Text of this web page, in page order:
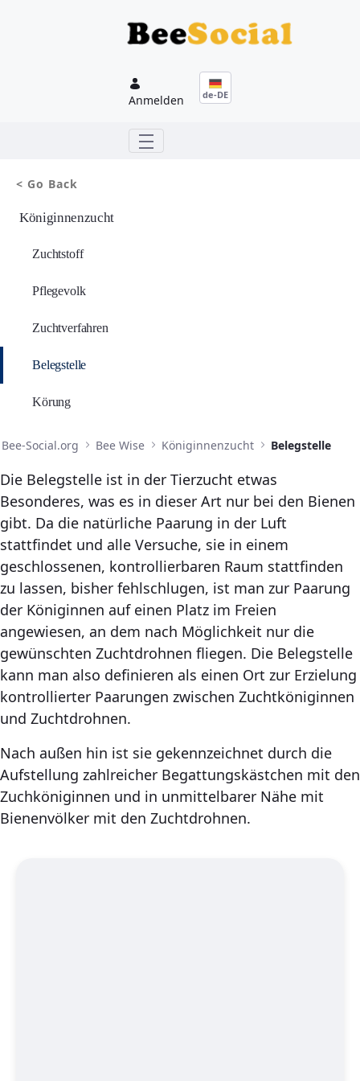
Anmelden de-DE
< Go Back
Königinnenzucht
Zuchtstoff
Pflegevolk
Zuchtverfahren
Belegstelle
Körung
Bee-Social.org Bee Wise Königinnenzucht Belegstelle
Die Belegstelle ist in der Tierzucht etwas
Besonderes, was es in dieser Art nur bei den Bienen
gibt. Da die natürliche Paarung in der Luft
stattfindet und alle Versuche, sie in einem
geschlossenen, kontrollierbaren Raum stattfinden
zu lassen, bisher fehlschlugen, ist man zur Paarung
der Königinnen auf einen Platz im Freien
angewiesen, an dem nach Möglichkeit nur die
gewünschten Zuchtdrohnen fliegen. Die Belegstelle
kann man also definieren als einen Ort zur Erzielung
kontrollierter Paarungen zwischen Zuchtköniginnen
und Zuchtdrohnen.
Nach außen hin ist sie gekennzeichnet durch die
Aufstellung zahlreicher Begattungskästchen mit den
Zuchköniginnen und in unmittelbarer Nähe mit
Bienenvölker mit den Zuchtdrohnen.